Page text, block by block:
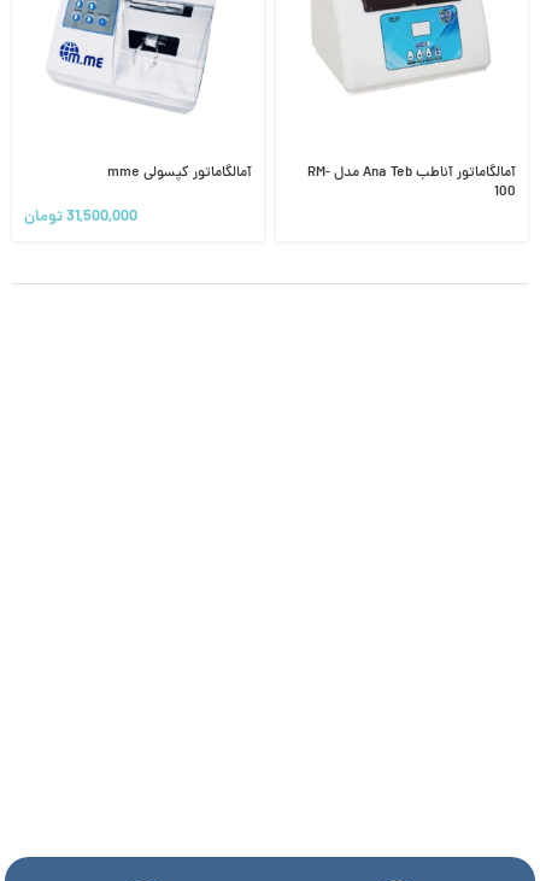
آمالگاماتور آناطب Ana Teb مدل RM-
100
آمالگاماتور کپسولی mme
31,500,000تومان